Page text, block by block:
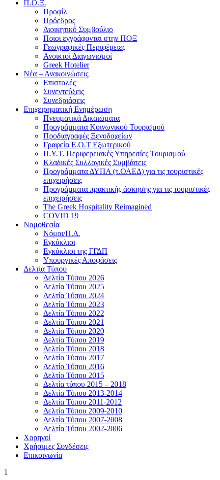
Π.Ο.Ξ.
Προφίλ
Πρόεδρος
Διοικητικό Συμβούλιο
Ποιοι εγγράφονται στην ΠΟΞ
Γεωγραφικές Περιφέρειες
Ανοικτοί Διαγωνισμoί
Greek Hotelier
Νέα – Ανακοινώσεις
Επιστολές
Συνεντεύξεις
Συνεδριάσεις
Επιχειρηματική Ενημέρωση
Πνευματικά Δικαιώματα
Προγράμματα Κοινωνικού Τουρισμού
Προδιαγραφές Ξενοδοχείων
Γραφεία Ε.Ο.Τ Εξωτερικού
Π.Υ.Τ. Περιφερειακές Υπηρεσίες Τουρισμού
Κλαδικές Συλλογικές Συμβάσεις
Προγράμματα ΔΥΠΑ (τ.ΟΑΕΔ) για τις τουριστικές
επιχειρήσεις
Προγράμματα πρακτικής άσκησης για τις τουριστικές
επιχειρήσεις
The Greek Hospitality Reimagined
COVID 19
Νομοθεσία
Νόμοι/Π.Δ.
Εγκύκλιοι
Εγκύκλιοι της ΓΓΔΠ
Υπουργικές Αποφάσεις
Δελτία Τύπου
Δελτία Τύπου 2026
Δελτία Τύπου 2025
Δελτία Τύπου 2024
Δελτία Τύπου 2023
Δελτία Τύπου 2022
Δελτία Τύπου 2021
Δελτία Τύπου 2020
Δελτία Τύπου 2019
Δελτίο Τύπου 2018
Δελτίο Τύπου 2017
Δελτίο Τύπου 2016
Δελτίο Τύπου 2015
Δελτία τύπου 2015 – 2018
Δελτία Τύπου 2013-2014
Δελτία Τύπου 2011-2012
Δελτία Τύπου 2009-2010
Δελτία Τύπου 2007-2008
Δελτία Τύπου 2002-2006
Χορηγοί
Χρήσιμες Συνδέσεις
Επικοινωνία
1